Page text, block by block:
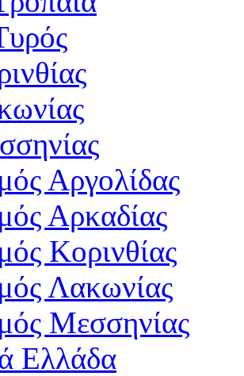
Αργολίδας
Αρκαδίας
Κορινθίας
Λακωνίας
Μεσσηνίας
Ελλάδα